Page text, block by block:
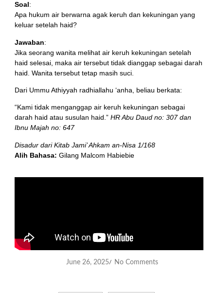
Soal:
Apa hukum air berwarna agak keruh dan kekuningan yang
keluar setelah haid?
Jawaban:
Jika seorang wanita melihat air keruh kekuningan setelah
haid selesai, maka air tersebut tidak dianggap sebagai darah
haid. Wanita tersebut tetap masih suci.
Dari Ummu Athiyyah radhiallahu ‘anha, beliau berkata:
“Kami tidak menganggap air keruh kekuningan sebagai
darah haid atau susulan haid.” HR Abu Daud no: 307 dan
Ibnu Majah no: 647
Disadur dari Kitab Jami’ Ahkam an-Nisa 1/168
Alih Bahasa: Gilang Malcom Habiebie
June 26, 2025/ No Comments